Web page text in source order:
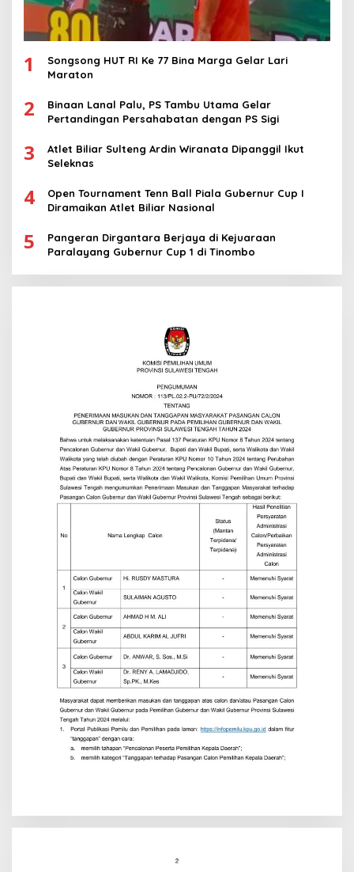
1
Songsong HUT RI Ke 77 Bina Marga Gelar Lari
Maraton
2
Binaan Lanal Palu, PS Tambu Utama Gelar
Pertandingan Persahabatan dengan PS Sigi
3
Atlet Biliar Sulteng Ardin Wiranata Dipanggil Ikut
Seleknas
4
Open Tournament Tenn Ball Piala Gubernur Cup I
Diramaikan Atlet Biliar Nasional
5
Pangeran Dirgantara Berjaya di Kejuaraan
Paralayang Gubernur Cup 1 di Tinombo